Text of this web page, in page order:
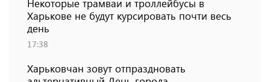
Некоторые трамваи и троллейбусы в
Харькове не будут курсировать почти весь
день
17:38
Харьковчан зовут отпраздновать